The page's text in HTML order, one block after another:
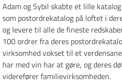
Adam og Sybil skabte et lille
som postordrekatalog på loftet i
og levere til alle de fineste
100 ordrer fra deres
virksomhed vokset til et
har med vin har at gøre, og deres
viderefører familievirksomheden.